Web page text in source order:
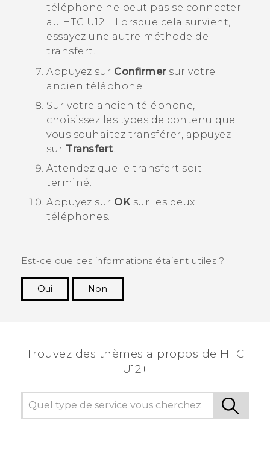
téléphone ne peut pas se connecter
au HTC U12+‍. Lorsque cela survient,
essayez une autre méthode de
transfert.
Appuyez sur Confirmersur votre
ancien téléphone.
Sur votre ancien téléphone,
choisissez les types de contenu que
vous souhaitez transférer, appuyez
sur Transfert.
Attendez que le transfert soit
terminé.
Appuyez sur OKsur les deux
téléphones.
Est-ce que ces informations étaient utiles ?
Oui
Non
Trouvez des thèmes a propos de HTC
U12+